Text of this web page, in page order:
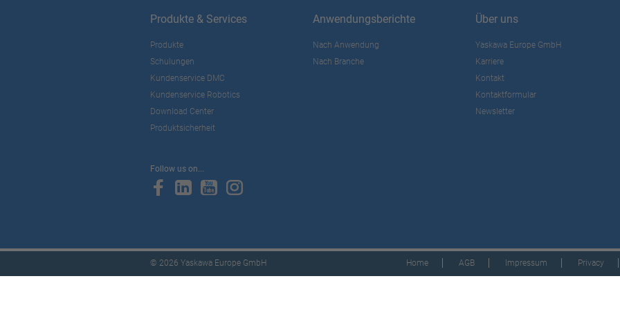
Produkte & Services
Produkte
Schulungen
Kundenservice DMC
Kundenservice Robotics
Download Center
Produktsicherheit
Anwendungsberichte
Nach Anwendung
Nach Branche
Über uns
Yaskawa Europe GmbH
Karriere
Kontakt
Kontaktformular
Newsletter
Follow us on...
© 2026 Yaskawa Europe GmbH Home AGB Impressum Privacy